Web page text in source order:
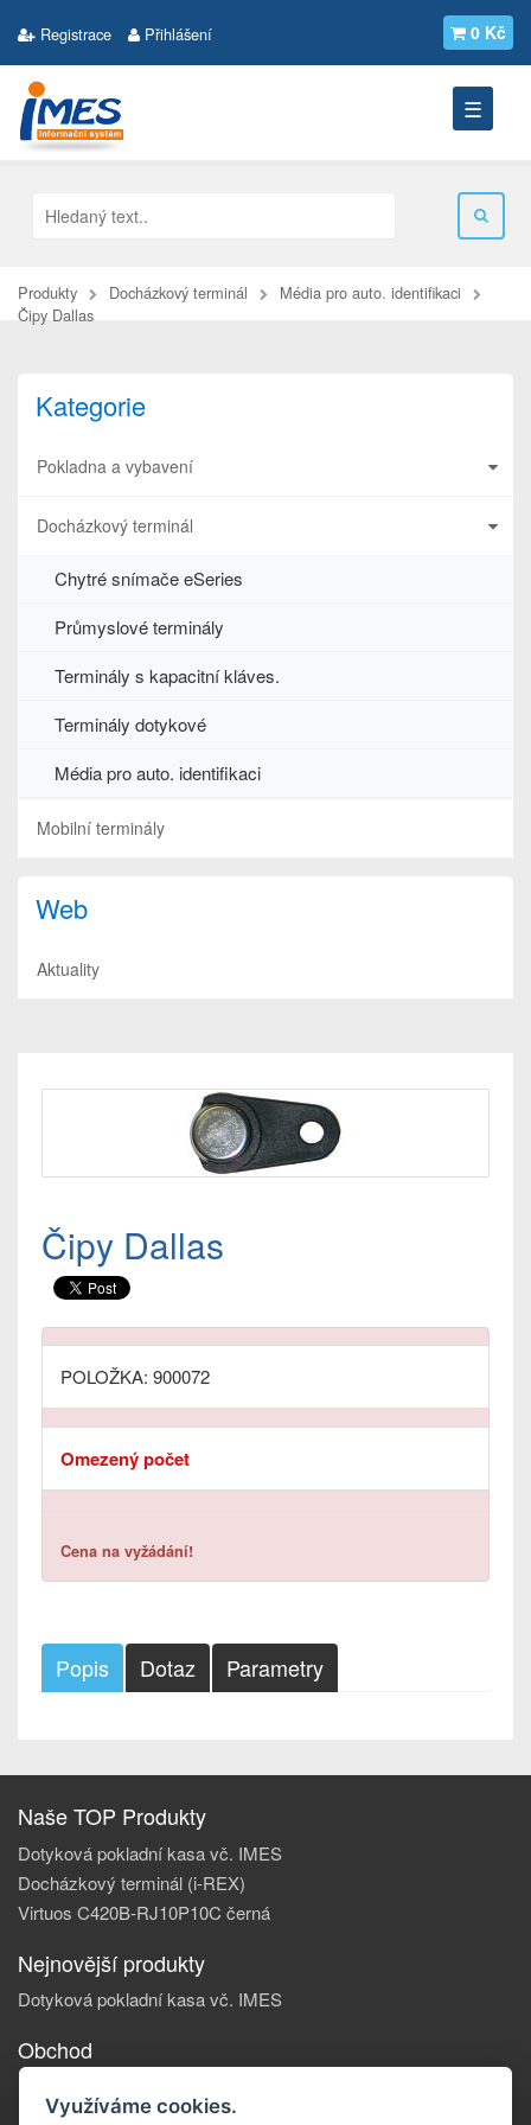
Registrace Přihlášení 0 Kč
☰
Produkty Docházkový terminál
Média pro auto. identifikaci
Čipy Dallas
Čipy Dallas
POLOŽKA: 900072
Omezený počet
Cena na vyžádání!
Popis Dotaz Parametry
Kategorie
Pokladna a vybavení
Docházkový terminál
Chytré snímače eSeries
Průmyslové terminály
Terminály s kapacitní kláves.
Terminály dotykové
Média pro auto. identifikaci
Mobilní terminály
Web
Aktuality
Naše TOP Produkty
Dotyková pokladní kasa vč. IMES
Docházkový terminál (i-REX)
Virtuos C420B-RJ10P10C černá
Nejnovější produkty
Dotyková pokladní kasa vč. IMES
Obchod
Reklamace zboží
Využíváme cookies.